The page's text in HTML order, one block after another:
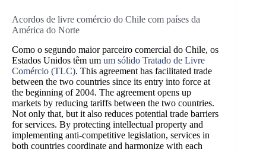
Acordos de livre comércio do Chile com países da
América do Norte
Como o segundo maior parceiro comercial do Chile, os
Estados Unidos têm um um sólido Tratado de Livre
Comércio (TLC). This agreement has facilitated trade
between the two countries since its entry into force at
the beginning of 2004. The agreement opens up
markets by reducing tariffs between the two countries.
Not only that, but it also reduces potential trade barriers
for services. By protecting intellectual property and
implementing anti-competitive legislation, services in
both countries coordinate and harmonize with each